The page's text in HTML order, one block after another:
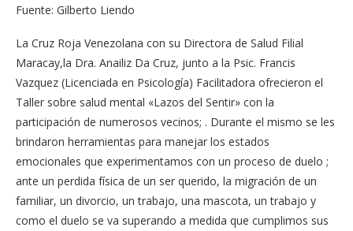
Fuente: Gilberto Liendo
La Cruz Roja Venezolana con su Directora de Salud Filial
Maracay,la Dra. Anailiz Da Cruz, junto a la Psic. Francis
Vazquez (Licenciada en Psicología) Facilitadora ofrecieron el
Taller sobre salud mental «Lazos del Sentir» con la
participación de numerosos vecinos; . Durante el mismo se les
brindaron herramientas para manejar los estados
emocionales que experimentamos con un proceso de duelo ;
ante un perdida física de un ser querido, la migración de un
familiar, un divorcio, un trabajo, una mascota, un trabajo y
como el duelo se va superando a medida que cumplimos sus